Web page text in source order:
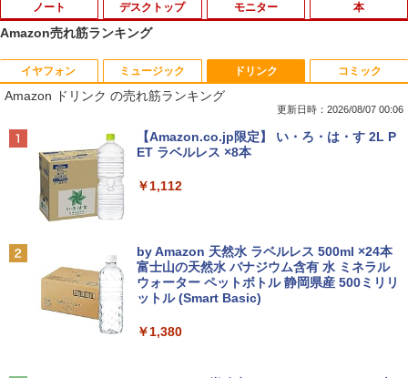
ノート
1
【期間限定★新品無線マウス付】中古ノ
ートパソコン Windows11 Office2019搭
載 15.6型 テンキー付き Celeron 第8世代
Core i3 Core i5 メモリ4GB/16GB SSD1
28GB～1TB Webカメラ DVD 無線LAN
店長おまかせPC 初期設定済 送料無料
往復送料込！パソコンレンタルハイスペ
ックモデルCore i7/16G/SSD/カメラ付き
（4週間延長）【Office2024セット】イ
す。販売品ではありません。ご了承下さ
デスクトップ
1
ポイント10倍 中古パソコン デスクトッ
プパソコン Windows 11【Office付】
【Windows 11 Pro 64Bit搭載】DELL O
ptiplexシリーズ Core i5搭載/4G/新品SS
D 120GB/DVD-ROM/送料無料【オプショ
ン色々有】
￥24,800
【エントリーでポイント100％還元のチ
ャンス】GMKtec ミニpc G3 Pro Intel C
ore i3 10110U 16GB DDR4 64GBまで増
設 512GB SSD M.2 2242 最大8TB Wind
2 小型PC VESA対応 ミニパソコン 2画面
モニター 本
1
アンダーニンジャ（18） 【電子書籍】[
花沢健吾 ]
￥792
看護師・看護学生のためのレビューブッ
Amazon売れ筋ランキング
イヤフォン
Anker Soundcore P40i オフホワイト
Anker Soundcore P31i ブラック
￥5,990
ミュージック
BRUCE WAYNE feat. Flo Milli, ATL Jacob
[Explicit]
￥250
BRUCE WAYNE feat. Flo Milli, ATL Jacob
[Explicit]
￥250
ドリンク
Amazon ドリンク の売れ筋ランキング
更新日時：2026/08/07 00:06
【Amazon.co.jp限定】 い・ろ・は・す 2L P
ET ラベルレス ×8本
￥1,112
by Amazon 天然水 ラベルレス 500ml ×24本
富士山の天然水 バナジウム含有 水 ミネラル
ウォーター ペットボトル 静岡県産 500ミリリ
ットル (Smart Basic)
￥1,380
コミック